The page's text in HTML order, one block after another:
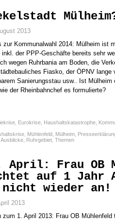
2013
zur Kommunalwahl 2014: Mülheim ist
inkl. der PPP-Geschäfte bereits sehr
wegen Ruhrbania am Boden, die
Fiasko, der ÖPNV lange
Sanierungsstau usw.. Ist Mülheim
der Rheinbahnchef es formulierte?
Eurokrise Haushaltskatastrophe
Mühlenfeld Mülheim
Ruhrgebiet Themen
April: Frau OB
auf 1 Jahr
wieder an!
2013
zum 1. April 2013: Frau OB